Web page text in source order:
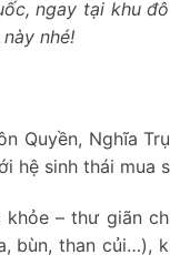
ngay tại khu
nhé!
Quyền, Nghĩa
hệ sinh thái mua
– thư giãn
bùn, than củi…),